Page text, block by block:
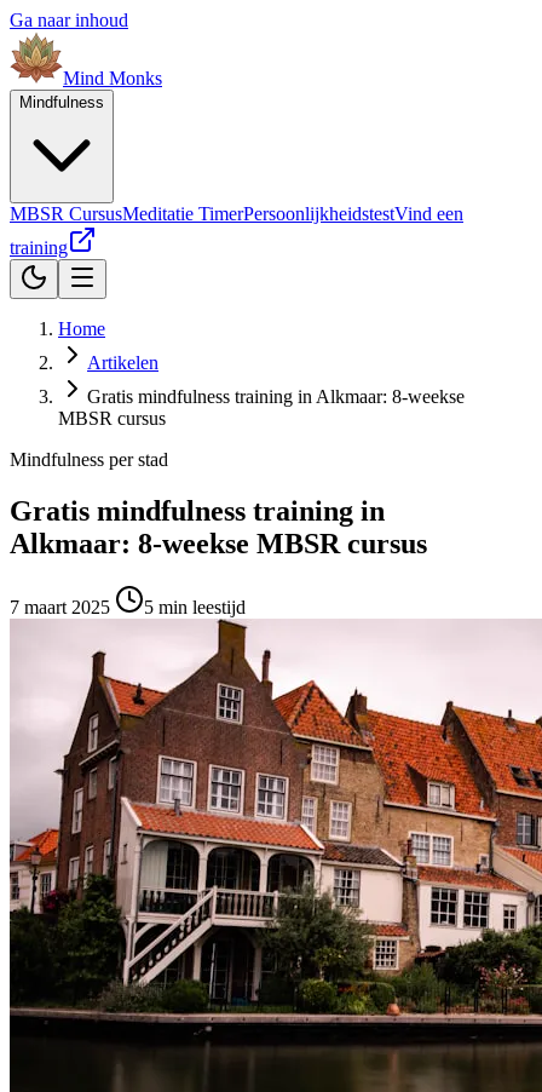
Ga naar inhoud
Mind Monks
Mindfulness
MBSR CursusMeditatie TimerPersoonlijkheidstestVind een
training
Home
Artikelen
Gratis mindfulness training in Alkmaar: 8-weekse
MBSR cursus
Mindfulness per stad
Gratis mindfulness training in
Alkmaar: 8-weekse MBSR cursus
7 maart 2025 5 min leestijd